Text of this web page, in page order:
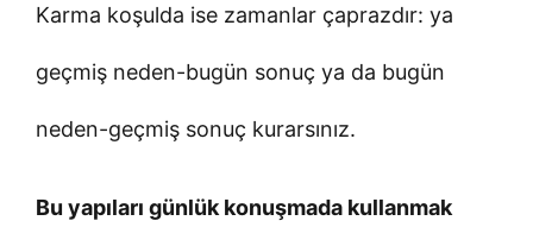
Karma koşulda ise zamanlar çaprazdır: ya
geçmiş neden-bugün sonuç ya da bugün
neden-geçmiş sonuç kurarsınız.
Bu yapıları günlük konuşmada kullanmak